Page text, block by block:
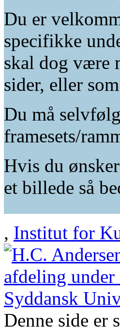
Du er
specifikke
skal dog være
sider, eller
Du må
framesets/
Hvis du
et billede så
, Institut for
Denne side er